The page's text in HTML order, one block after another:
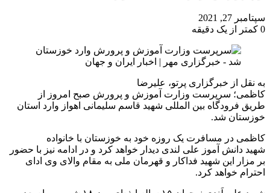
سپتامبر 27, 2021
0 کمتر از یک دقیقه
خوزستان شد.
احترام خواهد کرد.